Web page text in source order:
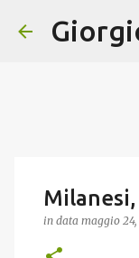
in data maggio 24,